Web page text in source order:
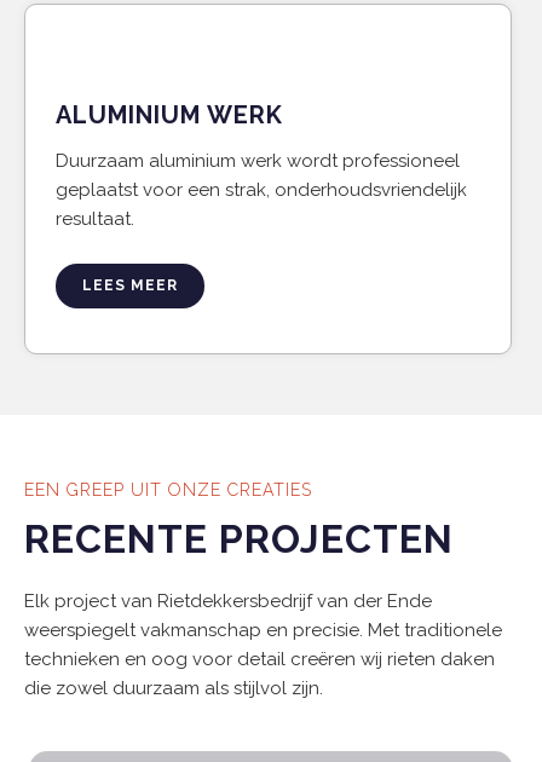
ALUMINIUM WERK
Duurzaam aluminium werk wordt professioneel
geplaatst voor een strak, onderhoudsvriendelijk
resultaat.
LEES MEER
EEN GREEP UIT ONZE CREATIES
RECENTE PROJECTEN
Elk project van Rietdekkersbedrijf van der Ende
weerspiegelt vakmanschap en precisie. Met traditionele
technieken en oog voor detail creëren wij rieten daken
die zowel duurzaam als stijlvol zijn.